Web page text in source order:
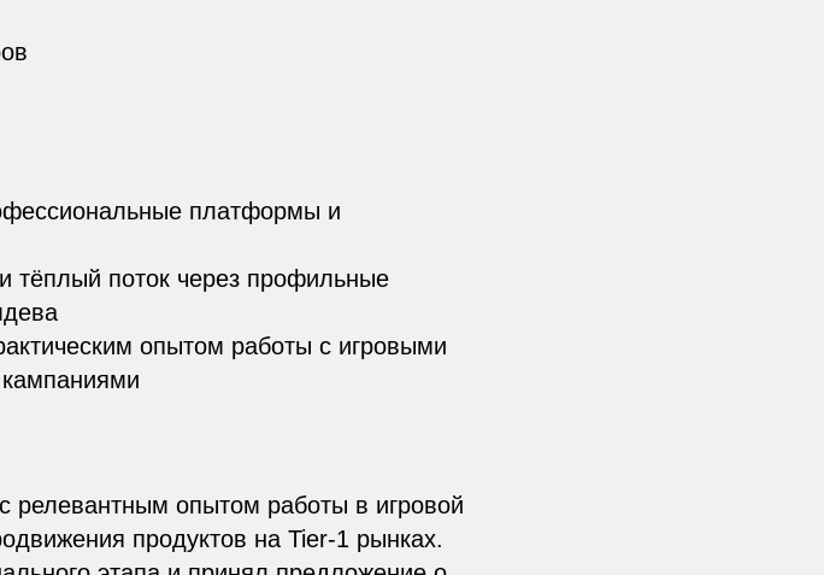
платформы и
тёплый поток через профильные
опытом работы с игровыми
релевантным опытом работы в игровой
продуктов на Tier-1 рынках.